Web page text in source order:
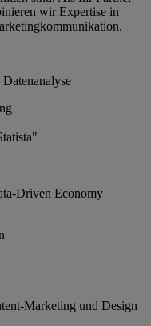
wir Expertise in
Driven Economy
Marketing und Design